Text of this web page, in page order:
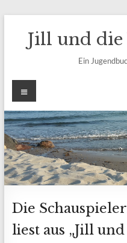
springenJill und
Ein
Menü
Die
liest aus „Jill